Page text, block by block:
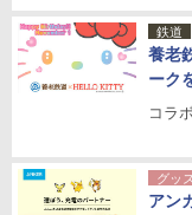
鉄道
養老
ーク
コラ
グッ
アン